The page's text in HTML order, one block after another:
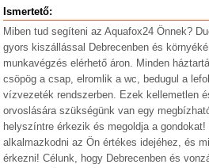
Ismertető:
Miben tud segíteni az Aquafox24 Önnek?
gyors kiszállással Debrecenben és
munkavégzés elérhető áron. Minden
csöpög a csap, elromlik a wc, bedugul a
vízvezeték rendszerben. Ezek kellemetlen
orvoslására szükségünk van egy
helyszíntre érkezik és megoldja a
alkalmazkodni az Ön értékes idejéhez, és
érkezni! Célunk, hogy Debrecenben és